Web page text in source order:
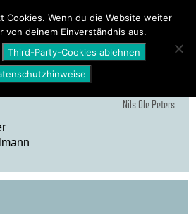
ÜBER UNS NEWS
Nils Ole Peters
Cookies. Wenn du die Website weiter
von deinem Einverständnis aus.
Third-Party-Cookies ablehnen